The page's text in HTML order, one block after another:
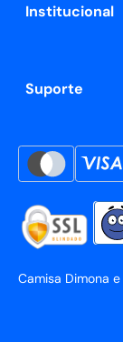
Institucional
Suporte
Camisa Dimona e